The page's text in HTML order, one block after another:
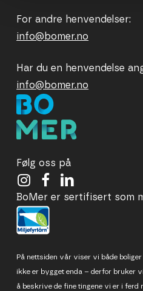
For andre henvendelser:
info@bomer.no
Har du en henvendelse
info@bomer.no
Følg oss på
BoMer er sertifisert som
På nettsiden vår viser vi både
ikke er bygget enda – derfor bruker
å beskrive de fine tingene vi er i ferd